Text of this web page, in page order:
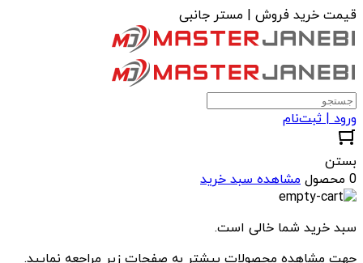
قیمت خرید فروش | مستر جانبی
ورود | ثبت‌نام
بستن
0 محصول
مشاهده سبد خرید
سبد خرید شما خالی است.
جهت مشاهده محصولات بیشتر به صفحات زیر مراجعه نمایید.